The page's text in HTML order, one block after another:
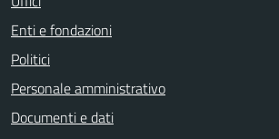
Enti e fondazioni
Politici
Personale amministrativo
Documenti e dati